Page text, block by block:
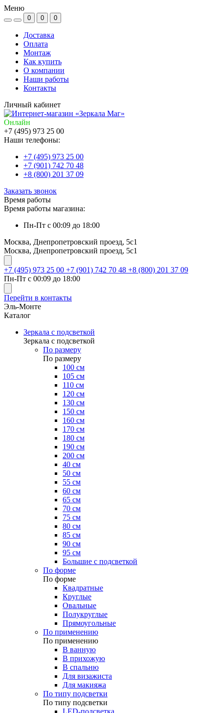
Меню
0 0 0
Доставка
Оплата
Монтаж
Как купить
О компании
Наши работы
Контакты
Личный кабинет
Онлайн
+7 (495) 973 25 00
Наши телефоны:
+7 (495) 973 25 00
+7 (901) 742 70 48
+8 (800) 201 37 09
Заказать звонок
Время работы
Время работы магазина:
Пн-Пт с 00:09 до 18:00
Москва, Днепропетровский проезд, 5с1
Москва, Днепропетровский проезд, 5с1
+7 (495) 973 25 00 +7 (901) 742 70 48 +8 (800) 201 37 09
Пн-Пт с 00:09 до 18:00
Перейти в контакты
Эль-Монте
Каталог
Зеркала с подсветкой
Зеркала с подсветкой
По размеру
По размеру
100 см
105 см
110 см
120 см
130 см
150 см
160 см
170 см
180 см
190 см
200 см
40 см
50 см
55 см
60 см
65 см
70 см
75 см
80 см
85 см
90 см
95 см
Большие с подсветкой
По форме
По форме
Квадратные
Круглые
Овальные
Полукруглые
Прямоугольные
По применению
По применению
В ванную
В прихожую
В спальню
Для визажиста
Для макияжа
По типу подсветки
По типу подсветки
LED-подсветка